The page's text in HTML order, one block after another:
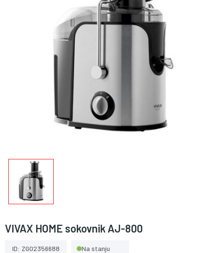
VIVAX HOME sokovnik AJ-800
ID: ZG02356688 Na stanju